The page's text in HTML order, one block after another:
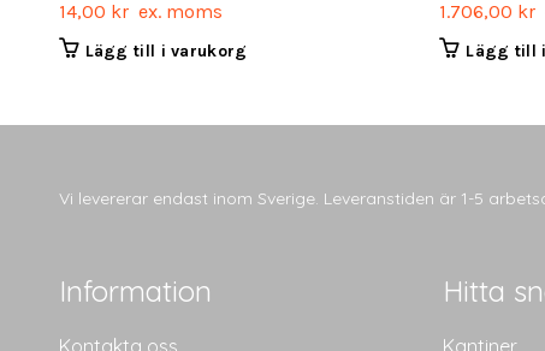
14,00 krex. moms
Lägg till i varukorg
1.706,00 kr
Lägg till
Vi levererar endast inom Sverige. Leveranstiden är 1-5
Information Hitta